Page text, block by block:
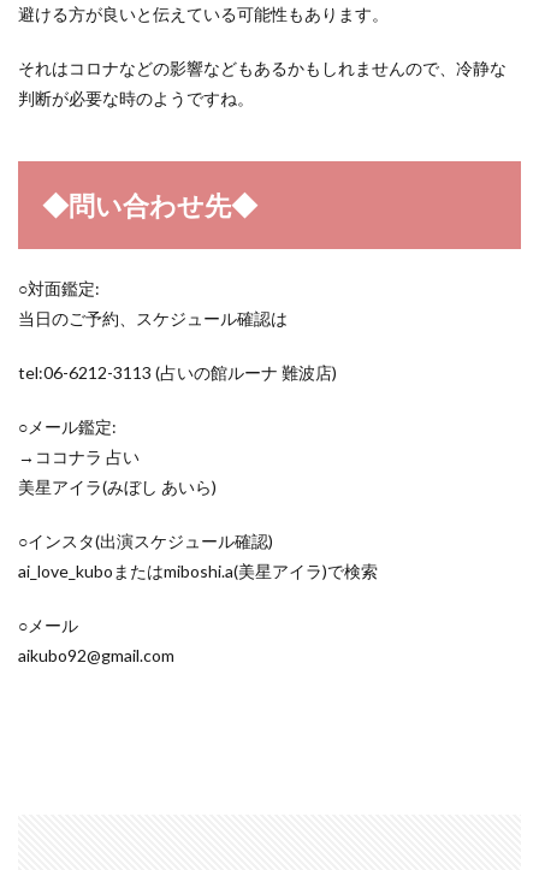
避ける方が良いと伝えている可能性もあります。
それはコロナなどの影響などもあるかもしれませんので、冷静な
判断が必要な時のようですね。
◆問い合わせ先◆
○対面鑑定:
当日のご予約、スケジュール確認は
tel:06-6212-3113 (占いの館ルーナ 難波店)
○メール鑑定:
→ココナラ 占い
美星アイラ(みぼし あいら)
○インスタ(出演スケジュール確認)
ai_love_kuboまたはmiboshi.a(美星アイラ)で検索
○メール
aikubo92@gmail.com